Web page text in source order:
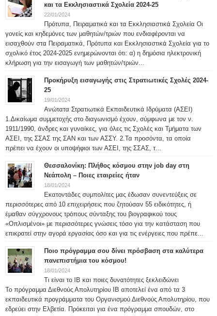
και τα Εκκλησιαστικά Σχολεία 2024-25
22/01/2024
Πρότυπα, Πειραματικά και τα Εκκλησιαστικά Σχολεία Οι
γονείς και κηδεμόνες των μαθητών/τριών που ενδιαφέρονται να
εισαχθούν στα Πειραματικά, Πρότυπα και Εκκλησιαστικά Σχολεία για το
σχολικό έτος 2024-2025 ενημερώνονται ότι: α) η δημόσια ηλεκτρονική
κλήρωση για την εισαγωγή των μαθητών/τριών...
Προκήρυξη εισαγωγής στις Στρατιωτικές Σχολές 2024-
25
19/01/2024
Ανώτατα Στρατιωτικά Εκπαιδευτικά Ιδρύματα (ΑΣΕΙ)
1.Δικαίωμα συμμετοχής στο διαγωνισμό έχουν, σύμφωνα με τον ν.
1911/1990, άνδρες και γυναίκες, για όλες τις Σχολές και Τμήματα των
ΑΣΕΙ, της ΣΣΑΣ της ΣΑΝ και των ΑΣΣΥ. 2.Τα προσόντα, τα οποία
πρέπει να έχουν οι υποψήφιοι των ΑΣΕΙ, της ΣΣΑΣ, τ...
Θεσσαλονίκη: Πλήθος κόσμου στην job day στη
Νεάπολη – Ποιες εταιρείες ήταν
18/01/2024
Εκατοντάδες συμπολίτες μας έδωσαν συνεντεύξεις σε
περισσότερες από 10 επιχειρήσεις που ζητούσαν 55 ειδικότητες, ή
έμαθαν σύγχρονους τρόπους σύνταξης του βιογραφικού τους
«Οπλισμένοι» με περισσότερες γνώσεις τόσο για την κατάσταση που
επικρατεί στην αγορά εργασίας όσο και για τις ενέργειες που πρέπε...
Ποιο πρόγραμμα σου δίνει πρόσβαση στα καλύτερα
πανεπιστήμια του κόσμου!
18/01/2024
Τι είναι το IB και ποιες δυνατότητες ξεκλειδώνει
Το πρόγραμμα Διεθνούς Απολυτηρίου IB αποτελεί ένα από τα 3
εκπαιδευτικά προγράμματα του Οργανισμού Διεθνούς Απολυτηρίου, που
εδρεύει στην Ελβετία. Πρόκειται για ένα πρόγραμμα σπουδών, στο